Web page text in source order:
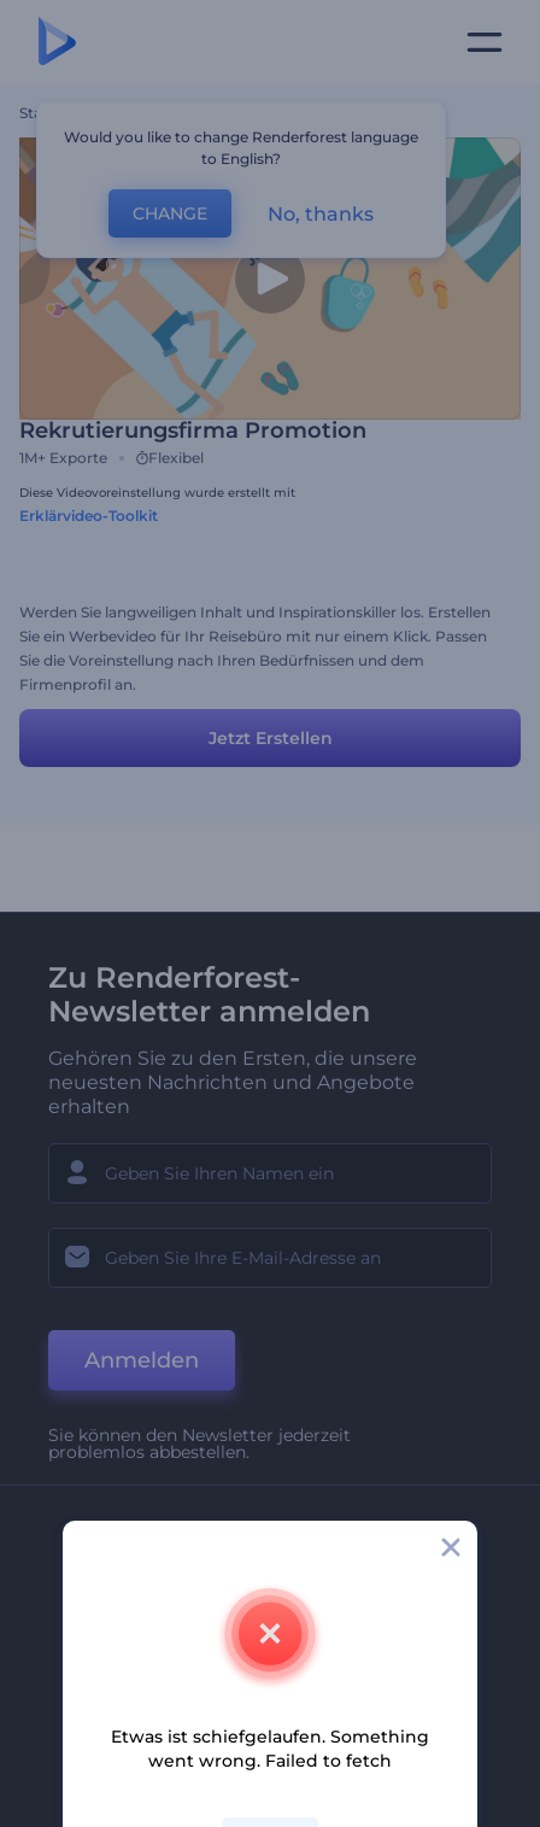
Startseite
Rekrutierungsfirma Promotion
1M+ Exporte Flexibel
Diese Videovoreinstellung wurde erstellt mit
Erklärvideo-Toolkit
Werden Sie langweiligen Inhalt und Inspirationskiller los. Erstellen
Sie ein Werbevideo für Ihr Reisebüro mit nur einem Klick. Passen
Sie die Voreinstellung nach Ihren Bedürfnissen und dem
Firmenprofil an.
Jetzt Erstellen
Zu Renderforest-
Newsletter anmelden
Gehören Sie zu den Ersten, die unsere
neuesten Nachrichten und Angebote
erhalten
Anmelden
Sie können den Newsletter jederzeit
problemlos abbestellen.
Partnerprogramm
Would you like to change Renderforest language
to English?
CHANGE No, thanks
Etwas ist schiefgelaufen. Something
went wrong. Failed to fetch